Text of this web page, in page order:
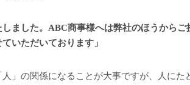
ました。ABC商事様へは弊社のほうからご
いただいております」
」の関係になることが大事ですが、人にた